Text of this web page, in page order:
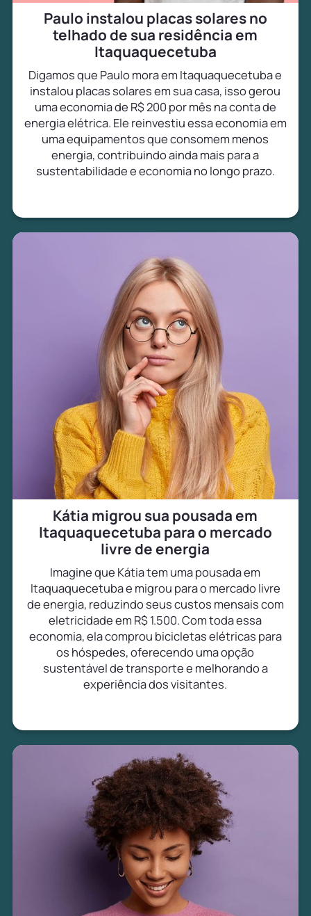
Paulo instalou placas solares no
telhado de sua residência em
Itaquaquecetuba
Digamos que Paulo mora em Itaquaquecetuba e
instalou placas solares em sua casa, isso gerou
uma economia de R$ 200 por mês na conta de
energia elétrica. Ele reinvestiu essa economia em
uma equipamentos que consomem menos
energia, contribuindo ainda mais para a
sustentabilidade e economia no longo prazo.
Kátia migrou sua pousada em
Itaquaquecetuba para o mercado
livre de energia
Imagine que Kátia tem uma pousada em
Itaquaquecetuba e migrou para o mercado livre
de energia, reduzindo seus custos mensais com
eletricidade em R$ 1.500. Com toda essa
economia, ela comprou bicicletas elétricas para
os hóspedes, oferecendo uma opção
sustentável de transporte e melhorando a
experiência dos visitantes.